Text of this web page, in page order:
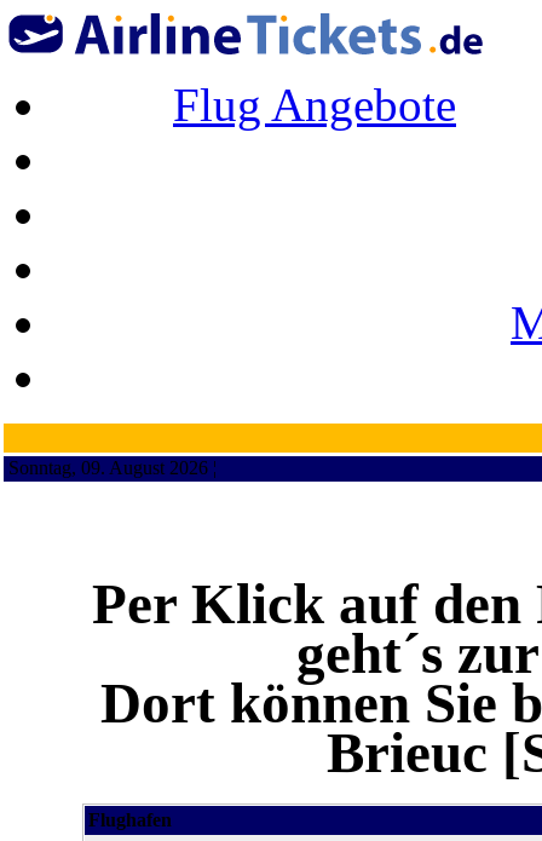
Flug Angebote
Sonntag, 09. August 2026 ¦
Per Klick auf
geht´s
Dort können Sie
Brieuc
Flughafen